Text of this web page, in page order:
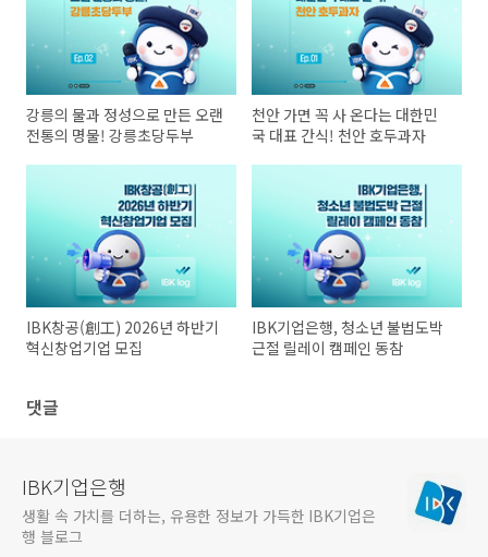
강릉의 물과 정성으로 만든 오랜
전통의 명물! 강릉초당두부
천안 가면 꼭 사 온다는 대한민
국 대표 간식! 천안 호두과자
IBK창공(創工) 2026년 하반기
혁신창업기업 모집
IBK기업은행, 청소년 불법도박
근절 릴레이 캠페인 동참
댓글
IBK기업은행
생활 속 가치를 더하는, 유용한 정보가 가득한 IBK기업은
행 블로그